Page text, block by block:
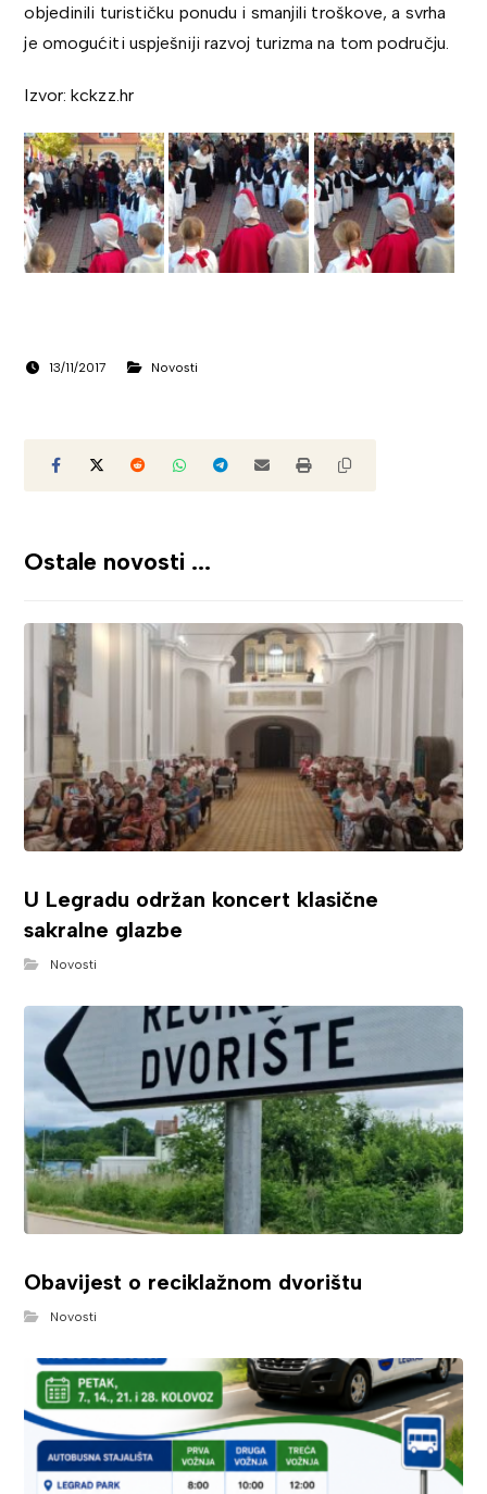
objedinili turističku ponudu i smanjili troškove, a svrha
je omogućiti uspješniji razvoj turizma na tom području.
Izvor: kckzz.hr
13/11/2017 Novosti
Ostale novosti ...
U Legradu održan koncert klasične
sakralne glazbe
Novosti
Obavijest o reciklažnom dvorištu
Novosti